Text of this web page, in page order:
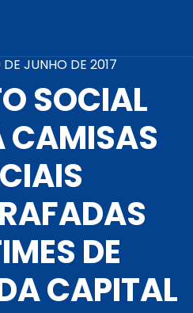
DE JUNHO DE 2017
SOCIAL
CAMISAS
DE
CAPITAL